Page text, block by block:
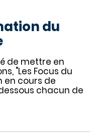
du
de mettre en
"Les Focus du
en cours de
chacun de